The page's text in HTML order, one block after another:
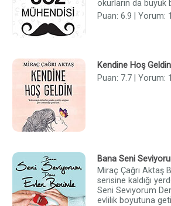
okurların da büyük
Puan: 6.9 | Yorum:
Kendine Hoş Geldin
Puan: 7.7 | Yorum:
Bana Seni
Miraç Çağrı Aktaş
serisine kaldığı
Seni Seviyorum
evlilik boyutuna